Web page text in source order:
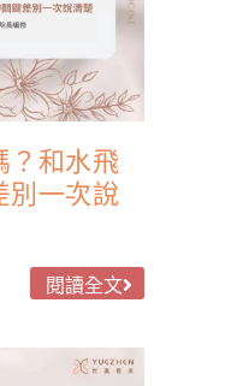
？和水飛
別一次說
閱讀全文